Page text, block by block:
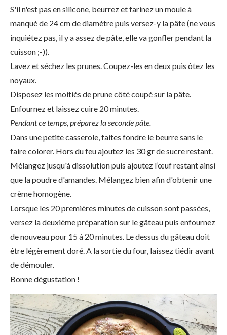
S'il n'est pas en silicone, beurrez et farinez un moule à
manqué de 24 cm de diamètre puis versez-y la pâte (ne vous
inquiétez pas, il y a assez de pâte, elle va gonfler pendant la
cuisson ;-)).
Lavez et séchez les prunes. Coupez-les en deux puis ôtez les
noyaux.
Disposez les moitiés de prune côté coupé sur la pâte.
Enfournez et laissez cuire 20 minutes.
Pendant ce temps, préparez la seconde pâte.
Dans une petite casserole, faites fondre le beurre sans le
faire colorer. Hors du feu ajoutez les 30 gr de sucre restant.
Mélangez jusqu'à dissolution puis ajoutez l’œuf restant ainsi
que la poudre d'amandes. Mélangez bien afin d'obtenir une
crème homogène.
Lorsque les 20 premières minutes de cuisson sont passées,
versez la deuxième préparation sur le gâteau puis enfournez
de nouveau pour 15 à 20 minutes. Le dessus du gâteau doit
être légèrement doré. A la sortie du four, laissez tiédir avant
de démouler.
Bonne dégustation !